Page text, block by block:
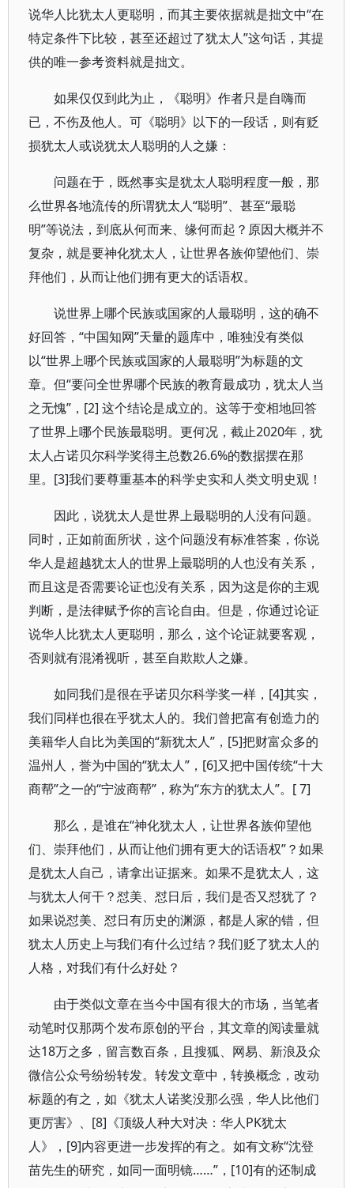
说华人比犹太人更聪明，而其主要依据就是拙文中“在
特定条件下比较，甚至还超过了犹太人”这句话，其提
供的唯一参考资料就是拙文。
如果仅仅到此为止，《聪明》作者只是自嗨而
已，不伤及他人。可《聪明》以下的一段话，则有贬
损犹太人或说犹太人聪明的人之嫌：
问题在于，既然事实是犹太人聪明程度一般，那
么世界各地流传的所谓犹太人“聪明”、甚至“最聪
明”等说法，到底从何而来、缘何而起？原因大概并不
复杂，就是要神化犹太人，让世界各族仰望他们、崇
拜他们，从而让他们拥有更大的话语权。
说世界上哪个民族或国家的人最聪明，这的确不
好回答，“中国知网”天量的题库中，唯独没有类似
以“世界上哪个民族或国家的人最聪明”为标题的文
章。但“要问全世界哪个民族的教育最成功，犹太人当
之无愧”，[2] 这个结论是成立的。这等于变相地回答
了世界上哪个民族最聪明。更何况，截止2020年，犹
太人占诺贝尔科学奖得主总数26.6%的数据摆在那
里。[3]我们要尊重基本的科学史实和人类文明史观！
因此，说犹太人是世界上最聪明的人没有问题。
同时，正如前面所状，这个问题没有标准答案，你说
华人是超越犹太人的世界上最聪明的人也没有关系，
而且这是否需要论证也没有关系，因为这是你的主观
判断，是法律赋予你的言论自由。但是，你通过论证
说华人比犹太人更聪明，那么，这个论证就要客观，
否则就有混淆视听，甚至自欺欺人之嫌。
如同我们是很在乎诺贝尔科学奖一样，[4]其实，
我们同样也很在乎犹太人的。我们曾把富有创造力的
美籍华人自比为美国的“新犹太人”，[5]把财富众多的
温州人，誉为中国的“犹太人”，[6]又把中国传统“十大
商帮”之一的“宁波商帮”，称为“东方的犹太人”。[ 7]
那么，是谁在“神化犹太人，让世界各族仰望他
们、崇拜他们，从而让他们拥有更大的话语权”？如果
是犹太人自己，请拿出证据来。如果不是犹太人，这
与犹太人何干？怼美、怼日后，我们是否又怼犹了？
如果说怼美、怼日有历史的渊源，都是人家的错，但
犹太人历史上与我们有什么过结？我们贬了犹太人的
人格，对我们有什么好处？
由于类似文章在当今中国有很大的市场，当笔者
动笔时仅那两个发布原创的平台，其文章的阅读量就
达18万之多，留言数百条，且搜狐、网易、新浪及众
微信公众号纷纷转发。转发文章中，转换概念，改动
标题的有之，如《犹太人诺奖没那么强，华人比他们
更厉害》、[8]《顶级人种大对决：华人PK犹太
人》，[9]内容更进一步发挥的有之。如有文称“沈登
苗先生的研究，如同一面明镜……”，[10]有的还制成